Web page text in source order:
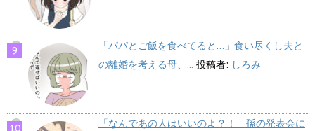
「パパとご飯を食べてると…」食い尽くし夫と
の離婚を考える母、... 投稿者: しろみ
「なんであの人はいいのよ？！」孫の発表会に